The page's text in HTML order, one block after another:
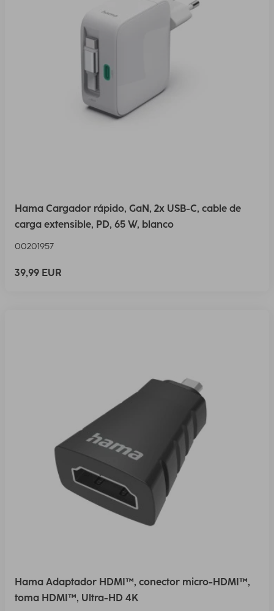
Hama Cargador rápido, GaN, 2x USB-C, cable de
carga extensible, PD, 65 W, blanco
00201957
39,99 EUR
Hama Adaptador HDMI™, conector micro-HDMI™,
toma HDMI™, Ultra-HD 4K